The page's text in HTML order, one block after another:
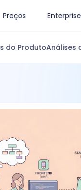
Preços Enterprise
do ProdutoAnálises